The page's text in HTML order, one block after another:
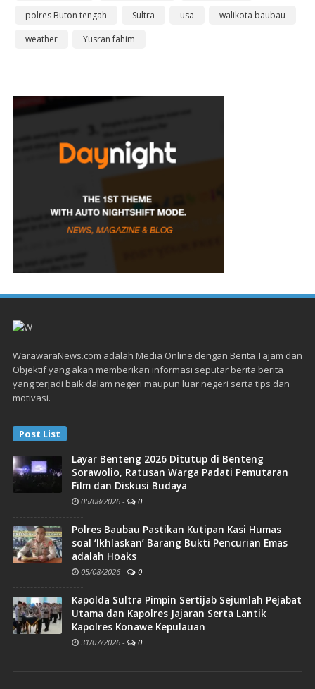
polres Buton tengah
Sultra usa
walikota baubau
weather
Yusran fahim
WarawaraNews.com adalah Media Online dengan Berita Tajam dan
Objektif yang akan memberikan informasi seputar berita berita
yang terjadi baik dalam negeri maupun luar negeri serta tips dan
motivasi.
Post List
Layar Benteng 2026 Ditutup di Benteng
Sorawolio, Ratusan Warga Padati Pemutaran
Film dan Diskusi Budaya
05/08/2026 - 0
Polres Baubau Pastikan Kutipan Kasi Humas
soal ‘Ikhlaskan’ Barang Bukti Pencurian Emas
adalah Hoaks
05/08/2026 - 0
Kapolda Sultra Pimpin Sertijab Sejumlah Pejabat
Utama dan Kapolres Jajaran Serta Lantik
Kapolres Konawe Kepulauan
31/07/2026 - 0